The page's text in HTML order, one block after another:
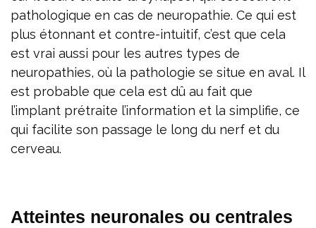
pathologique en cas de neuropathie. Ce qui est
plus étonnant et contre-intuitif, c’est que cela
est vrai aussi pour les autres types de
neuropathies, où la pathologie se situe en aval. Il
est probable que cela est dû au fait que
l’implant prétraite l’information et la simplifie, ce
qui facilite son passage le long du nerf et du
cerveau.
Atteintes neuronales ou centrales